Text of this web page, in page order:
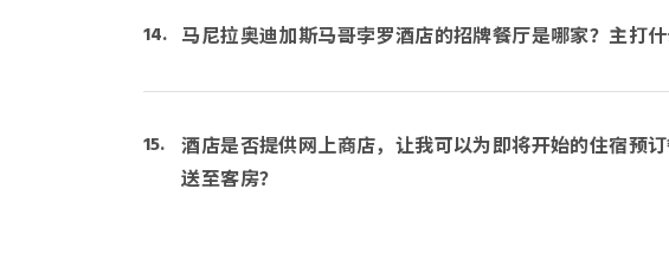
马尼拉奥迪加斯马哥孛罗酒店的招牌餐厅是哪家？主打
酒店是否提供网上商店，让我可以为即将开始的住宿预
送至客房？